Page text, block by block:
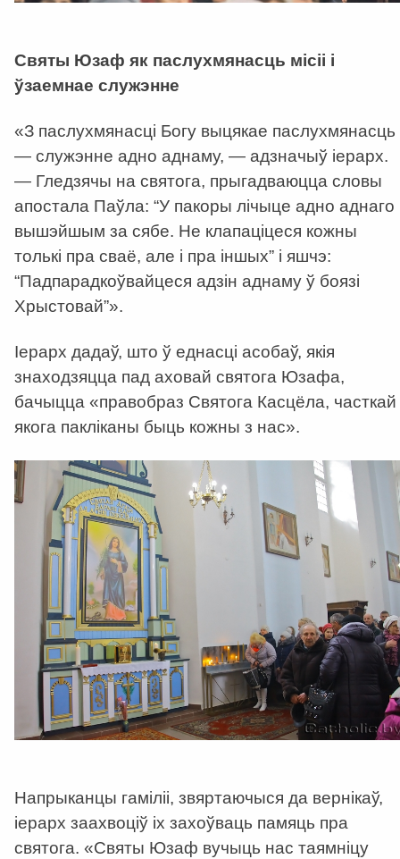
Святы Юзаф як паслухмянасць місіі і
ўзаемнае служэнне
«З паслухмянасці Богу выцякае паслухмянасць
— служэнне адно аднаму, — адзначыў іерарх.
— Гледзячы на святога, прыгадваюцца словы
апостала Паўла: “У пакоры лічыце адно аднаго
вышэйшым за сябе. Не клапаціцеся кожны
толькі пра сваё, але і пра іншых” і яшчэ:
“Падпарадкоўвайцеся адзін аднаму ў боязі
Хрыстовай”».
Іерарх дадаў, што ў еднасці асобаў, якія
знаходзяцца пад аховай святога Юзафа,
бачыцца «правобраз Святога Касцёла, часткай
якога пакліканы быць кожны з нас».
Напрыканцы гаміліі, звяртаючыся да вернікаў,
іерарх заахвоціў іх захоўваць памяць пра
святога. «Святы Юзаф вучыць нас таямніцу